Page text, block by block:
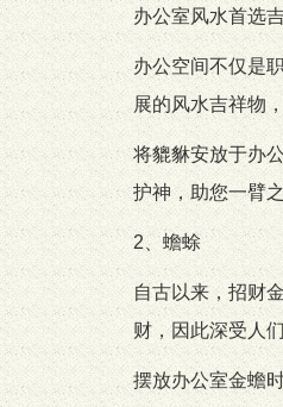
办公室风水首选
办公空间不仅是
展的风水吉祥物
将貔貅安放于办
护神，助您一臂
2、蟾蜍
自古以来，招财
财，因此深受人
摆放办公室金蟾